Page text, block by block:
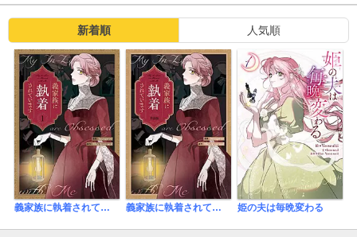
新着順 人気順
義家族に執着されています 義家族に執着されています 【単話版】 姫の夫は毎晩変わる